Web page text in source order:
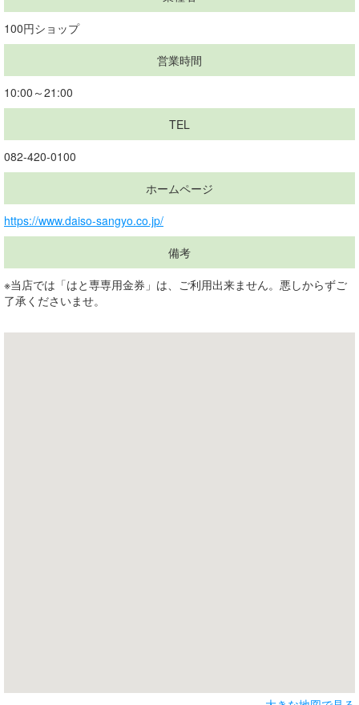
100円ショップ
営業時間
10:00～21:00
TEL
082-420-0100
ホームページ
https://www.daiso-sangyo.co.jp/
備考
※当店では「はと専専用金券」は、ご利用出来ません。悪しからずご
了承くださいませ。